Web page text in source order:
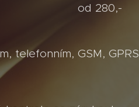
od 280,-
telefonním, GSM, GPRS